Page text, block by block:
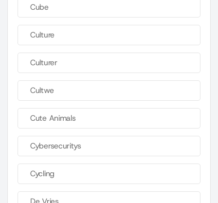
Cube
Culture
Culturer
Cultwe
Cute Animals
Cybersecuritys
Cycling